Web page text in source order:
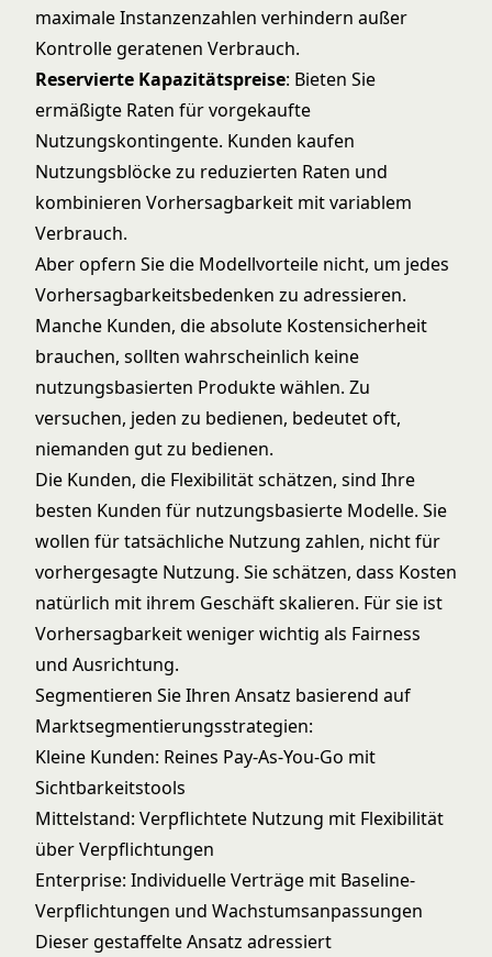
maximale Instanzenzahlen verhindern außer
Kontrolle geratenen Verbrauch.
Reservierte Kapazitätspreise: Bieten Sie
ermäßigte Raten für vorgekaufte
Nutzungskontingente. Kunden kaufen
Nutzungsblöcke zu reduzierten Raten und
kombinieren Vorhersagbarkeit mit variablem
Verbrauch.
Aber opfern Sie die Modellvorteile nicht, um jedes
Vorhersagbarkeitsbedenken zu adressieren.
Manche Kunden, die absolute Kostensicherheit
brauchen, sollten wahrscheinlich keine
nutzungsbasierten Produkte wählen. Zu
versuchen, jeden zu bedienen, bedeutet oft,
niemanden gut zu bedienen.
Die Kunden, die Flexibilität schätzen, sind Ihre
besten Kunden für nutzungsbasierte Modelle. Sie
wollen für tatsächliche Nutzung zahlen, nicht für
vorhergesagte Nutzung. Sie schätzen, dass Kosten
natürlich mit ihrem Geschäft skalieren. Für sie ist
Vorhersagbarkeit weniger wichtig als Fairness
und Ausrichtung.
Segmentieren Sie Ihren Ansatz basierend auf
Marktsegmentierungsstrategien:
Kleine Kunden: Reines Pay-As-You-Go mit
Sichtbarkeitstools
Mittelstand: Verpflichtete Nutzung mit Flexibilität
über Verpflichtungen
Enterprise: Individuelle Verträge mit Baseline-
Verpflichtungen und Wachstumsanpassungen
Dieser gestaffelte Ansatz adressiert